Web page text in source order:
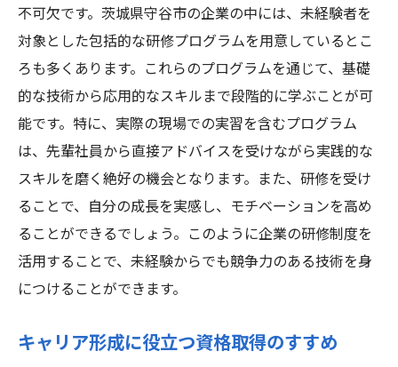
不可欠です。茨城県守谷市の企業の中には、未経験者を
対象とした包括的な研修プログラムを用意しているとこ
ろも多くあります。これらのプログラムを通じて、基礎
的な技術から応用的なスキルまで段階的に学ぶことが可
能です。特に、実際の現場での実習を含むプログラム
は、先輩社員から直接アドバイスを受けながら実践的な
スキルを磨く絶好の機会となります。また、研修を受け
ることで、自分の成長を実感し、モチベーションを高め
ることができるでしょう。このように企業の研修制度を
活用することで、未経験からでも競争力のある技術を身
につけることができます。
キャリア形成に役立つ資格取得のすすめ